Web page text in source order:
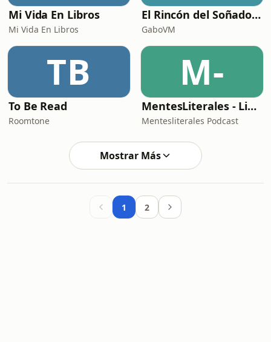
Mi Vida En Libros
Mi Vida En Libros
El Rincón del Soñador: Audiolibros
GaboVM
TB
To Be Read
Roomtone
M-
MentesLiterales - Libros, Chisme y Café
Mentesliterales Podcast
Mostrar Más
1 2